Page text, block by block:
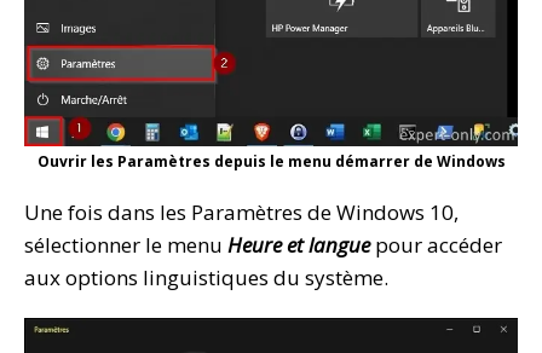
Ouvrir les Paramètres depuis le menu démarrer de Windows
Une fois dans les Paramètres de Windows 10,
sélectionner le menu Heure et languepour accéder
aux options linguistiques du système.